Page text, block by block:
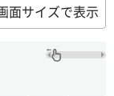
面サイズで表示